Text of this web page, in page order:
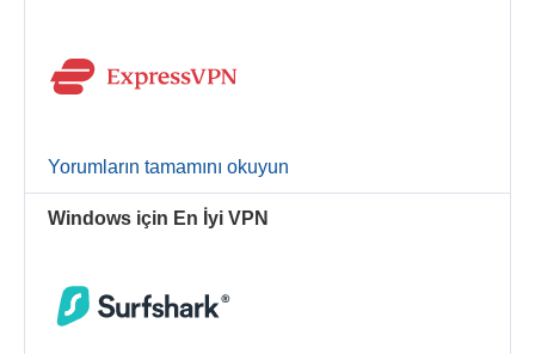
Yorumların tamamını okuyun
Windows için En İyi VPN